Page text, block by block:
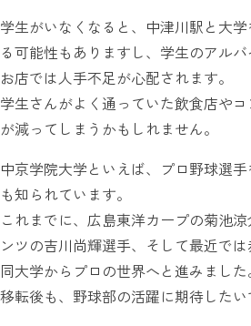
学生がいなくなると、中津川駅と大
る可能性もありますし、学生のアル
お店では人手不足が心配されます。
学生さんがよく通っていた飲食店や
が減ってしまうかもしれません。
中京学院大学といえば、プロ野球選
も知られています。
これまでに、広島東洋カープの菊池
ンツの吉川尚輝選手、そして最近では
同大学からプロの世界へと進みました
移転後も、野球部の活躍に期待したい